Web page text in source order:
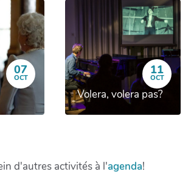
07
OCT
11
OCT
Volera, volera pas?
d'autres activités à l'agenda!